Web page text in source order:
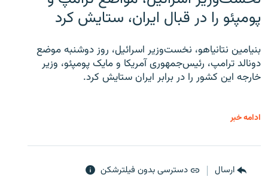
پومپئو را در قبال ایران، ستایش کرد
بنیامین نتانیاهو، نخست‌وزیر اسرائیل، روز دوشنبه موضع
دونالد ترامپ، رئیس‌جمهوری آمریکا و مایک پومپئو، وزیر
خارجه این کشور را در برابر ایران ستایش کرد.
ادامه خبر
ارسال دسترسی بدون فیلترشکن